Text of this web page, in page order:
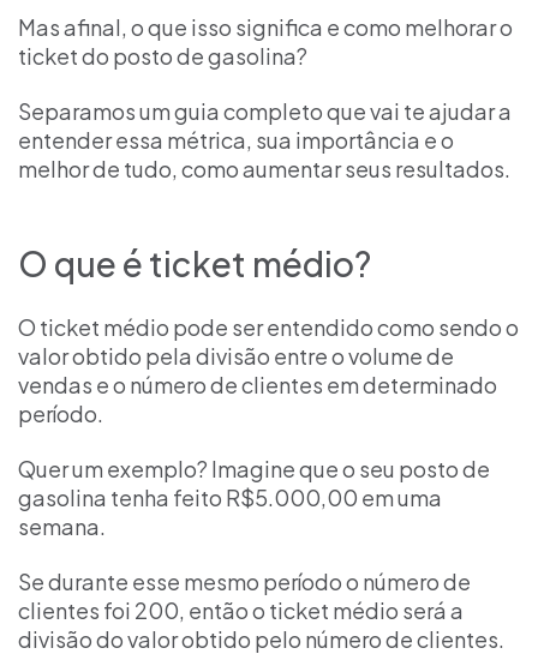
Mas afinal, o que isso significa e como melhorar o
ticket do posto de gasolina?
Separamos um guia completo que vai te ajudar a
entender essa métrica, sua importância e o
melhor de tudo, como aumentar seus resultados.
O que é ticket médio?
O ticket médio pode ser entendido como sendo o
valor obtido pela divisão entre o volume de
vendas e o número de clientes em determinado
período.
Quer um exemplo? Imagine que o seu posto de
gasolina tenha feito R$5.000,00 em uma
semana.
Se durante esse mesmo período o número de
clientes foi 200, então o ticket médio será a
divisão do valor obtido pelo número de clientes.